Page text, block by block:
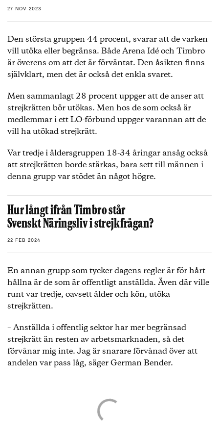
27 NOV 2023
Den största gruppen 44 procent, svarar att de varken
vill utöka eller begränsa. Både Arena Idé och Timbro
är överens om att det är förväntat. Den åsikten finns
självklart, men det är också det enkla svaret.
Men sammanlagt 28 procent uppger att de anser att
strejkrätten bör utökas. Men hos de som också är
medlemmar i ett LO-förbund uppger varannan att de
vill ha utökad strejkrätt.
Var tredje i åldersgruppen 18-34 åringar ansåg också
att strejkrätten borde stärkas, bara sett till männen i
denna grupp var stödet än något högre.
Hur långt ifrån Timbro står
Svenskt Näringsliv i strejkfrågan?
22 FEB 2024
En annan grupp som tycker dagens regler är för hårt
hållna är de som är offentligt anställda. Även där ville
runt var tredje, oavsett ålder och kön, utöka
strejkrätten.
– Anställda i offentlig sektor har mer begränsad
strejkrätt än resten av arbetsmarknaden, så det
förvånar mig inte. Jag är snarare förvånad över att
andelen var pass låg, säger German Bender.